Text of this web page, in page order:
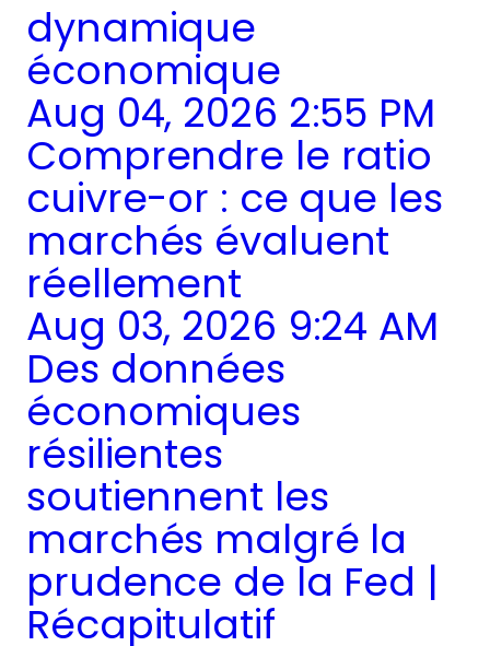
dynamique
économique
Aug 04, 2026 2:55 PM
Comprendre le ratio
cuivre-or : ce que les
marchés évaluent
réellement
Aug 03, 2026 9:24 AM
Des données
économiques
résilientes
soutiennent les
marchés malgré la
prudence de la Fed |
Récapitulatif